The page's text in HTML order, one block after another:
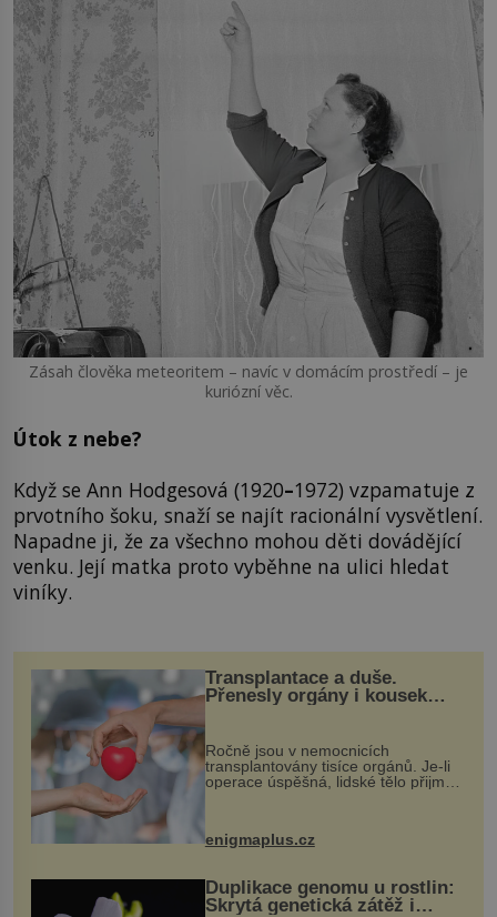
Zásah člověka meteoritem – navíc v domácím prostředí – je
kuriózní věc.
Útok z nebe?
Když se Ann Hodgesová (1920–1972) vzpamatuje z
prvotního šoku, snaží se najít racionální vysvětlení.
Napadne ji, že za všechno mohou děti dovádějící
venku. Její matka proto vyběhne na ulici hledat
viníky.
Transplantace a duše.
Přenesly orgány i kousek
Ročně jsou v nemocnicích
transplantovány tisíce orgánů. Je-li
operace úspěšná, lidské tělo přijme
enigmaplus.cz
Duplikace genomu u rostlin:
Skrytá genetická zátěž i